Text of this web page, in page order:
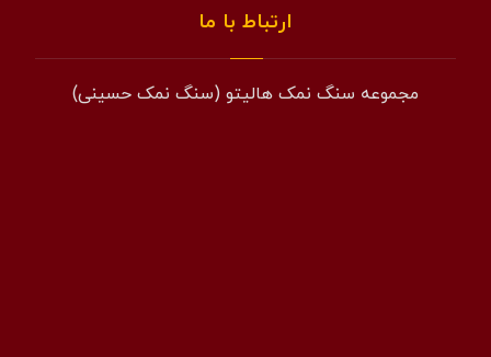
ارتباط با ما
مجموعه سنگ نمک هالیتو (سنگ نمک حسینی)